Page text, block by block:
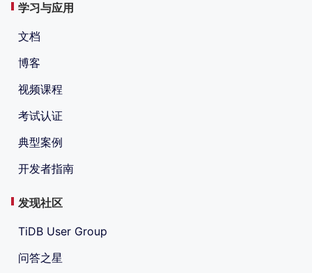
学习与应用
文档
博客
视频课程
考试认证
典型案例
开发者指南
发现社区
TiDB User Group
问答之星